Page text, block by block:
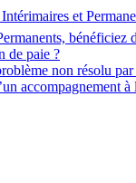
Intérimaires et
bénéficiez
de paie ?
non résolu
accompagnement à